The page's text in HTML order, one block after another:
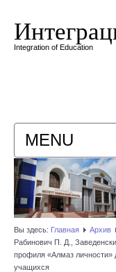
Integration of Education
MENU
ГЛАВНАЯ
Вы здесь: Главная Архив
Рабинович П. Д.,
профиля «Алмаз личности»
учащихся